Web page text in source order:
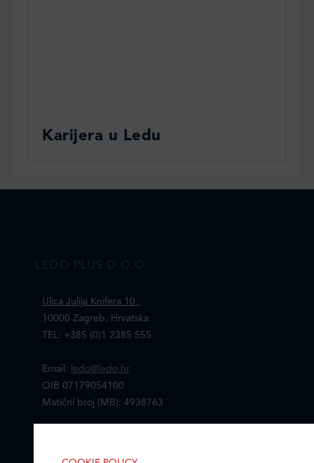
Karijera u Ledu
LEDO PLUS D.O.O.
Ulica Julija Knifera 10
10000 Zagreb, Hrvatska
TEL: +385 (0)1 2385 555
Email:
ledo@ledo.hr
OIB 07179054100
Matični broj (MB): 4938763